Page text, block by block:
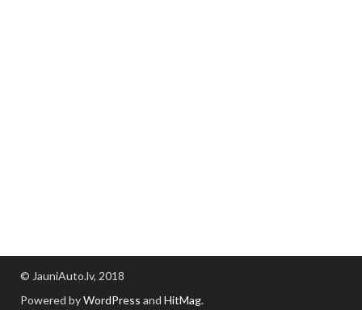
© JauniAuto.lv, 2018
Powered byWordPress and HitMag.